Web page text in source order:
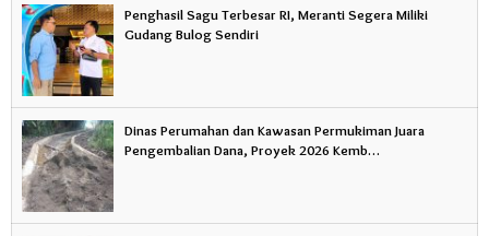
Penghasil Sagu Terbesar RI, Meranti Segera Miliki
Gudang Bulog Sendiri
Dinas Perumahan dan Kawasan Permukiman Juara
Pengembalian Dana, Proyek 2026 Kemb…